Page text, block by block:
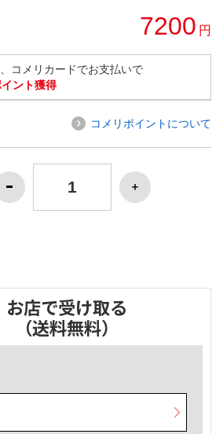
7200 円
コメリカードでお支払いで
ント獲得
コメリポイントについて
お店で受け取る
（送料無料）